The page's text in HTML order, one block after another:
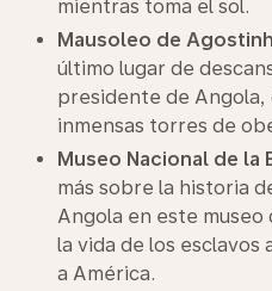
mientras toma el sol.
Mausoleo de
último lugar de
presidente de Angola,
inmensas torres de
Museo Nacional de la
más sobre la historia
Angola en este museo
la vida de los esclavos
a América.